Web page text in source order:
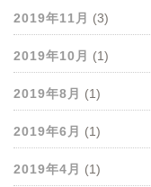
2019年11月 (3)
2019年10月 (1)
2019年8月 (1)
2019年6月 (1)
2019年4月 (1)